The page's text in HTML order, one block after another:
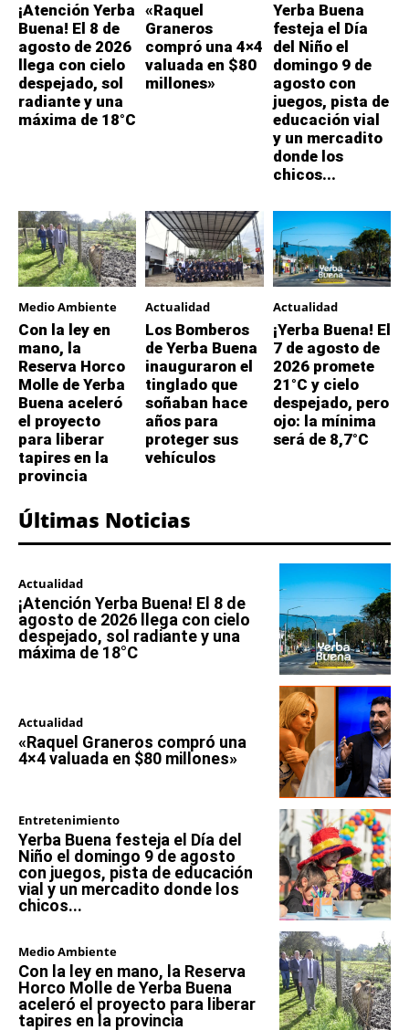
¡Atención Yerba
Buena! El 8 de
agosto de 2026
llega con cielo
despejado, sol
radiante y una
máxima de 18°C
«Raquel
Graneros
compró una 4×4
valuada en $80
millones»
Yerba Buena
festeja el Día
del Niño el
domingo 9 de
agosto con
juegos, pista de
educación vial
y un mercadito
donde los
chicos...
Medio Ambiente
Con la ley en
mano, la
Reserva Horco
Molle de Yerba
Buena aceleró
el proyecto
para liberar
tapires en la
provincia
Actualidad
Los Bomberos
de Yerba Buena
inauguraron el
tinglado que
soñaban hace
años para
proteger sus
vehículos
Actualidad
¡Yerba Buena! El
7 de agosto de
2026 promete
21°C y cielo
despejado, pero
ojo: la mínima
será de 8,7°C
Últimas Noticias
Actualidad
¡Atención Yerba Buena! El 8 de
agosto de 2026 llega con cielo
despejado, sol radiante y una
máxima de 18°C
Actualidad
«Raquel Graneros compró una
4×4 valuada en $80 millones»
Entretenimiento
Yerba Buena festeja el Día del
Niño el domingo 9 de agosto
con juegos, pista de educación
vial y un mercadito donde los
chicos...
Medio Ambiente
Con la ley en mano, la Reserva
Horco Molle de Yerba Buena
aceleró el proyecto para liberar
tapires en la provincia